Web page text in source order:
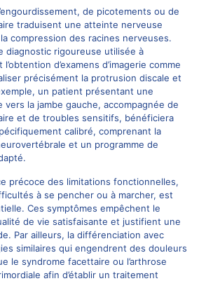
de picotements ou de
traduisent une atteinte nerveuse
compression des racines nerveuses.
diagnostic rigoureuse utilisée à
d’examens d’imagerie comme
précisément la protrusion discale et
un patient présentant une
vers la jambe gauche, accompagnée de
et de troubles sensitifs, bénéficiera
calibré, comprenant la
et un programme de
précoce des limitations fonctionnelles,
à se pencher ou à marcher, est
Ces symptômes empêchent le
de vie satisfaisante et justifient une
Par ailleurs, la différenciation avec
similaires qui engendrent des douleurs
le syndrome facettaire ou l’arthrose
afin d’établir un traitement